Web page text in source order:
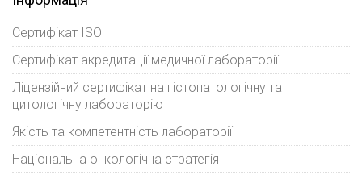
Сертифікат ISO
Сертифікат акредитації медичної лабораторії
Ліцензійний сертифікат на гістопатологічну та
цитологічну лабораторію
Якість та компетентність лабораторії
Національна онкологічна стратегія